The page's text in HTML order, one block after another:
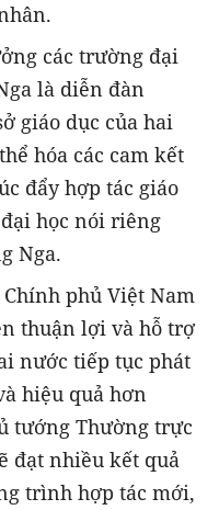
các trường đại
là diễn đàn
giáo dục của hai
hóa các cam kết
đẩy hợp tác giáo
học nói riêng
Nga.
phủ Việt Nam
thuận lợi và hỗ trợ
nước tiếp tục phát
hiệu quả hơn
tướng Thường trực
đạt nhiều kết quả
trình hợp tác mới,